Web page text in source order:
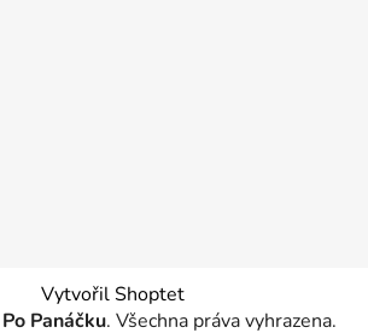
Vytvořil Shoptet
Po Panáčku. Všechna práva vyhrazena.